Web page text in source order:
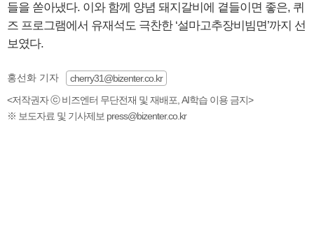
들을 쏟아냈다. 이와 함께 양념 돼지갈비에 곁들이면 좋은, 퀴
즈 프로그램에서 유재석도 극찬한 ‘설마고추장비빔면’까지 선
보였다.
홍선화 기자
cherry31@bizenter.co.kr
<저작권자 ⓒ 비즈엔터 무단전재 및 재배포, AI학습 이용 금지>
※ 보도자료 및 기사제보 press@bizenter.co.kr